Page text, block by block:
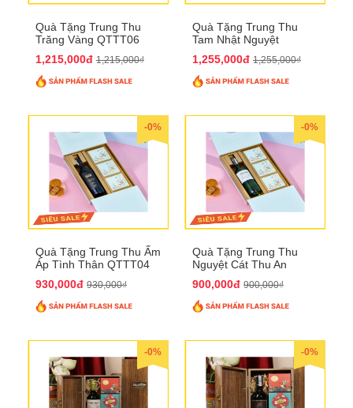
Quà Tặng Trung Thu
Trăng Vàng QTTT06
1,215,000đ 1,215,000₫
Quà Tặng Trung Thu
Tam Nhật Nguyệt
1,255,000đ 1,255,000₫
-0%
Quà Tặng Trung Thu Ấm
Áp Tình Thân QTTT04
930,000đ 930,000₫
-0%
Quà Tặng Trung Thu
Nguyệt Cát Thu An
900,000đ 900,000₫
-0% -0%